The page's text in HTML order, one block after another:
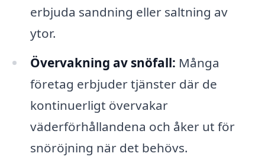
erbjuda sandning eller saltning av
ytor.
Övervakning av snöfall: Många
företag erbjuder tjänster där de
kontinuerligt övervakar
väderförhållandena och åker ut för
snöröjning när det behövs.